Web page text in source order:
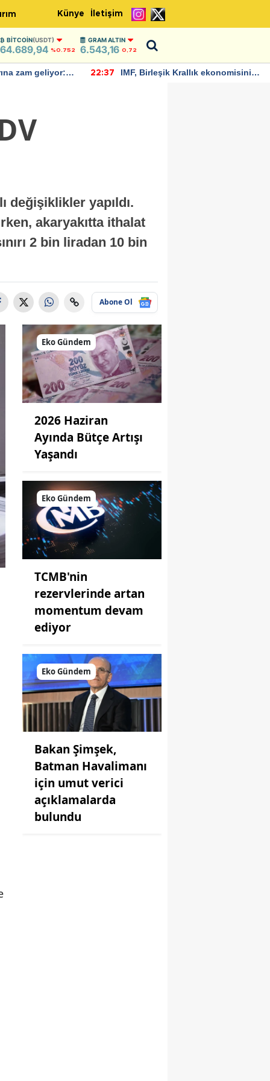
Künye İletişim
BITCOIN(USDT)
64.689,94 %0.752
GRAM ALTIN
6.543,16 0,72
zam geliyor:
22:37
IMF, Birleşik Krallık ekonomisinin
değişiklikler yapıldı.
akaryakıtta ithalat
2 bin liradan 10 bin
Abone Ol
Eko Gündem
2026 Haziran
Ayında Bütçe Artışı
Yaşandı
Eko Gündem
TCMB'nin
rezervlerinde artan
momentum devam
ediyor
Eko Gündem
Bakan Şimşek,
Batman Havalimanı
için umut verici
açıklamalarda
bulundu